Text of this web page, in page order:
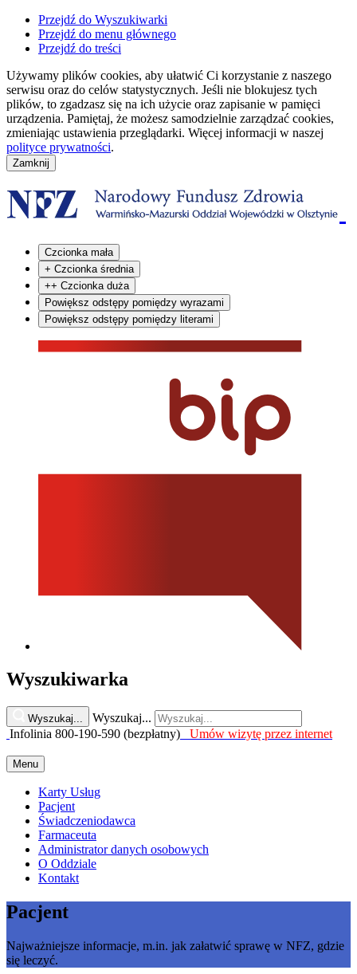
Przejdź do Wyszukiwarki
Przejdź do menu głównego
Przejdź do treści
Używamy plików cookies, aby ułatwić Ci korzystanie z naszego
serwisu oraz do celów statystycznych. Jeśli nie blokujesz tych
plików, to zgadzasz się na ich użycie oraz zapisanie w pamięci
urządzenia. Pamiętaj, że możesz samodzielnie zarządzać cookies,
zmieniając ustawienia przeglądarki. Więcej informacji w naszej
polityce prywatności.
Czcionka mała
+ Czcionka średnia
++ Czcionka duża
Powiększ odstępy pomiędzy wyrazami
Powiększ odstępy pomiędzy literami
Wyszukiwarka
Wyszukaj...
Wyszukaj...
Infolinia 800-190-590 (bezpłatny)
Umów wizytę przez internet
Menu
Karty Usług
Pacjent
Świadczeniodawca
Farmaceuta
Administrator danych osobowych
O Oddziale
Kontakt
Pacjent
Najważniejsze informacje, m.in. jak załatwić sprawę w NFZ, gdzie
się leczyć.